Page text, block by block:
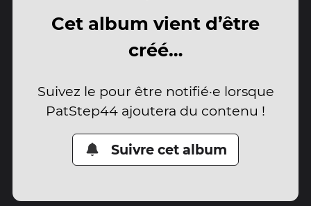
Cet album vient d’être
créé…
Suivez le pour être notifié·e lorsque
PatStep44 ajoutera du contenu !
Suivre cet album